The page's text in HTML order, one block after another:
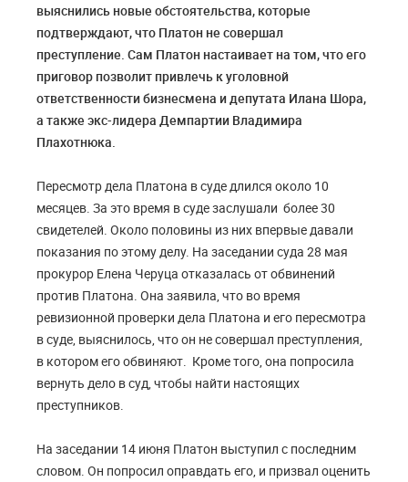
выяснились новые обстоятельства, которые
подтверждают, что Платон не совершал
преступление. Сам Платон настаивает на том, что его
приговор позволит привлечь к уголовной
ответственности бизнесмена и депутата Илана Шора,
а также экс-лидера Демпартии Владимира
Плахотнюка.
Пересмотр дела Платона в суде длился около 10
месяцев. За это время в суде заслушали более 30
свидетелей. Около половины из них впервые давали
показания по этому делу. На заседании суда 28 мая
прокурор Елена Черуца отказалась от обвинений
против Платона. Она заявила, что во время
ревизионной проверки дела Платона и его пересмотра
в суде, выяснилось, что он не совершал преступления,
в котором его обвиняют. Кроме того, она попросила
вернуть дело в суд, чтобы найти настоящих
преступников.
На заседании 14 июня Платон выступил с последним
словом. Он попросил оправдать его, и призвал оценить